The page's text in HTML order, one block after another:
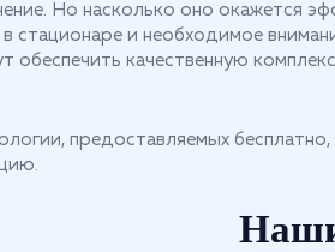
Но насколько оно окажется
и необходимое
обеспечить качественную
предоставляемых